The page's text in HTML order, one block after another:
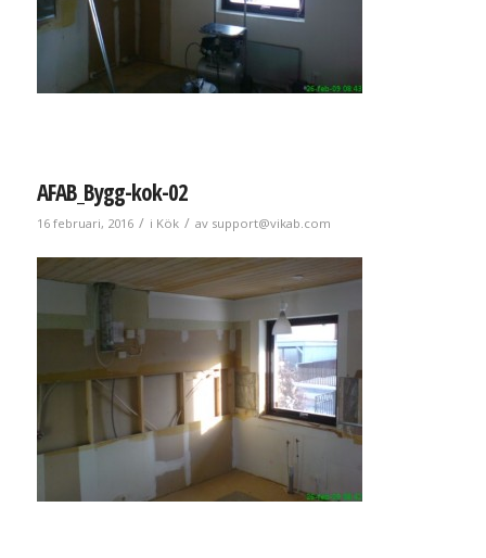
AFAB_Bygg-kok-02
16 februari, 2016 / i Kök / av support@vikab.com